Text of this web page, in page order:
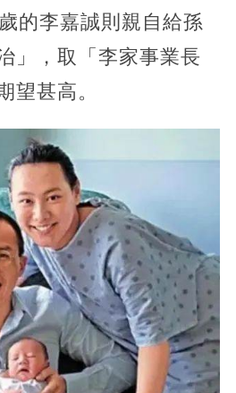
的李嘉誠則親自給孫
」，取「李家事業長
望甚高。